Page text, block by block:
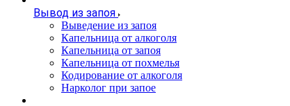
Вывод из запоя
Выведение из запоя
Капельница от алкоголя
Капельница от запоя
Капельница от похмелья
Кодирование от алкоголя
Нарколог при запое